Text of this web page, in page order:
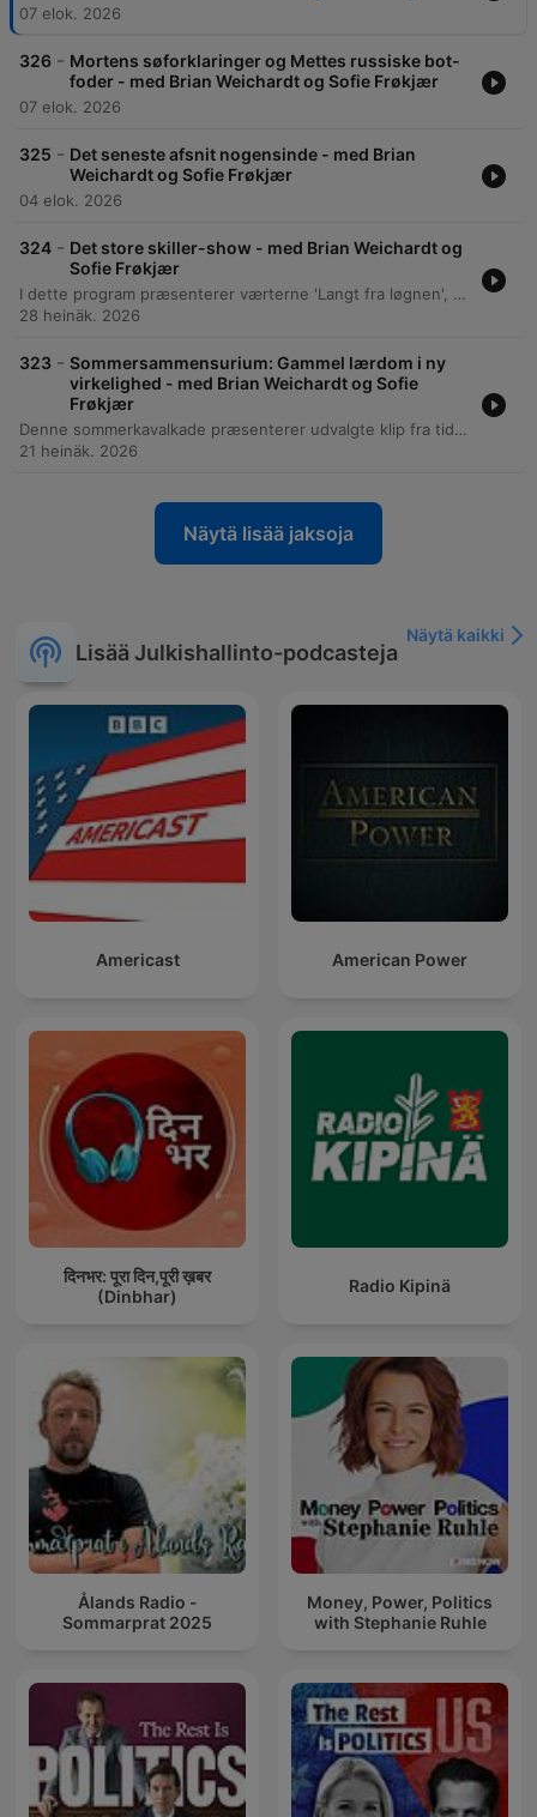
07 elok. 2026
326 - Mortens søforklaringer og Mettes russiske bot-
foder - med Brian Weichardt og Sofie Frøkjær
07 elok. 2026
325 - Det seneste afsnit nogensinde - med Brian
Weichardt og Sofie Frøkjær
04 elok. 2026
324 - Det store skiller-show - med Brian Weichardt og
Sofie Frøkjær
I dette program præsenterer værterne 'Langt fra løgnen', hvor musikalske 'skiller' bruges til at kåre de bedste politiske øjeblikke. Episoden gennemgår alt fra Lars Løkke Rasmussens politiske rejse og personlige anekdoter til diskussioner om den nuværende regerings grønne profil og økonomiske ansvarlighed. Programmet dykker desuden ned i mediemæssige emner som kritik af Pia Olsen Dyrs håndtering af pressen samt mistanken om hybridpåvirkning via lufthavnsdroner. Episoden kulminerer med kåringen af Christoffer Melsson som vinder af 'Sig det Løgn's store skiller, før sommerprogrammet afsluttes.
28 heinäk. 2026
323 - Sommersammensurium: Gammel lærdom i ny
virkelighed - med Brian Weichardt og Sofie
Frøkjær
Denne sommerkavalkade præsenterer udvalgte klip fra tidligere episoder, der belyser universelle sandheder i dansk politik. Episoden dykker ned i videnskaben bag gode undskyldninger og de komplekse regler omkring chokoladeafgiften og det absurde 'Chokoladesmager-skatteråd'. Samtalen udforsker desuden temaer som sandhed og manipulation, med fokus på Lars Løkke Rasmussens brug af citater og Niels Bohrs filosofi om dybe versus trivielle sandheder. Gennem eksempler fra kvantemekanikken og politisk spin belyses forskellen på simple fakta og videnskabelige paradokser.
21 heinäk. 2026
Näytä lisää jaksoja
Lisää Julkishallinto-podcasteja
Näytä kaikki
Americast American Power
दिनभर: पूरा दिन,पूरी ख़बर
(Dinbhar)
Radio Kipinä
Ålands Radio -
Sommarprat 2025
Money, Power, Politics
with Stephanie Ruhle